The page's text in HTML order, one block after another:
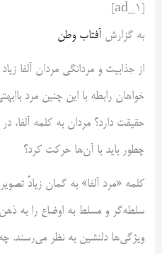
به گزارش آفتاب وطن
از جذابیت و مردانگی مردان آلفا
خواهان رابطه با این چنین مرد
حقیقت دارد؟ مردان به کلمه آلفا،
چطور باید با آن‌ها حرکت کرد؟
کلمه «مرد آلفا» به گمان زیادً
سلطه‌گر و مسلط به اوضاع را به ذهن
ویژگی‌ها دلنشین به نظر می‌رسند.